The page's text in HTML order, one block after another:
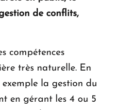
de conflits,
compétences
très naturelle. En
la gestion du
en gérant les 4 ou 5